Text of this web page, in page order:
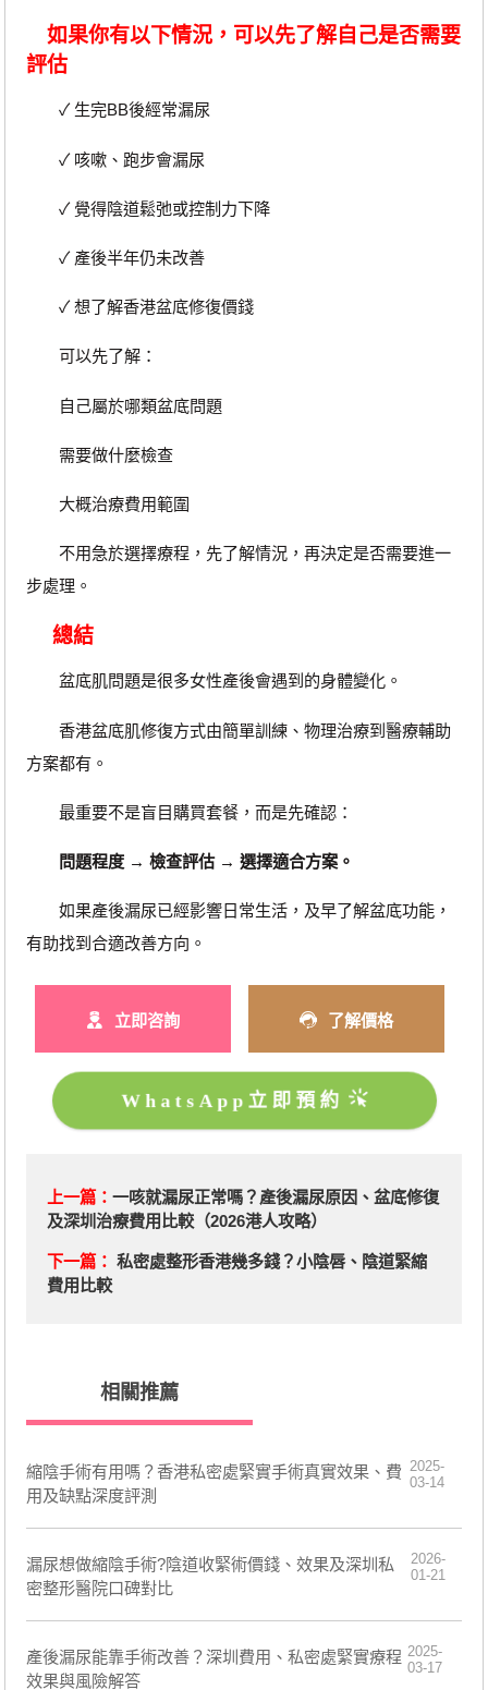
如果你有以下情況，可以先了解自己是否需要
評估
✓ 生完BB後經常漏尿
✓ 咳嗽、跑步會漏尿
✓ 覺得陰道鬆弛或控制力下降
✓ 產後半年仍未改善
✓ 想了解香港盆底修復價錢
可以先了解：
自己屬於哪類盆底問題
需要做什麼檢查
大概治療費用範圍
不用急於選擇療程，先了解情況，再決定是否需要進一
步處理。
總結
盆底肌問題是很多女性產後會遇到的身體變化。
香港盆底肌修復方式由簡單訓練、物理治療到醫療輔助
方案都有。
最重要不是盲目購買套餐，而是先確認：
問題程度 → 檢查評估 → 選擇適合方案。
如果產後漏尿已經影響日常生活，及早了解盆底功能，
有助找到合適改善方向。
立即咨詢 了解價格
WhatsApp立即預約
上一篇： 一咳就漏尿正常嗎？產後漏尿原因、盆底修復
及深圳治療費用比較（2026港人攻略）
下一篇： 私密處整形香港幾多錢？小陰唇、陰道緊縮
費用比較
相關推薦
縮陰手術有用嗎？香港私密處緊實手術真實效果、費
用及缺點深度評測
2025-
03-14
漏尿想做縮陰手術?陰道收緊術價錢、效果及深圳私
密整形醫院口碑對比
2026-
01-21
產後漏尿能靠手術改善？深圳費用、私密處緊實療程
效果與風險解答
2025-
03-17